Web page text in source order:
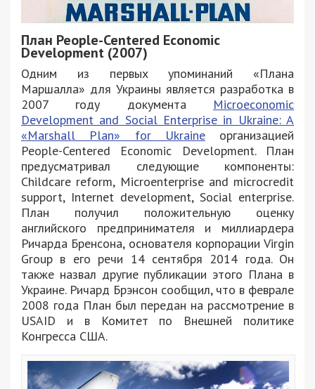
План People-Centered Economic
Development (2007)
Одним из первых упоминаний «Плана
Маршалла» для Украины является разработка в
2007 году документа Microeconomic
Development and Social Enterprise in Ukraine: A
«Marshall Plan» for Ukraineорганизацией
People-Centered Economic Development. План
предусматривал следующие компоненты:
Childcare reform, Microenterprise and microcredit
support, Internet development, Social enterprise.
План получил положительную оценку
английского предпринимателя и миллиардера
Ричарда Бренсона, основателя корпорации Virgin
Group в его речи 14 сентября 2014 года. Он
также назвал другие публикации этого Плана в
Украине. Ричард Брэнсон сообщил, что в феврале
2008 года План был передан на рассмотрение в
USAID и в Комитет по Внешней политике
Конгресса США.